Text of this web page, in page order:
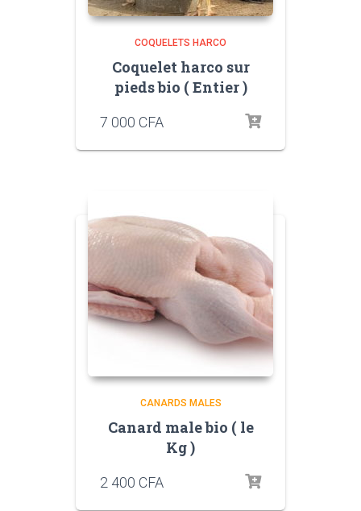
COQUELETS HARCO
Coquelet harco sur
pieds bio ( Entier )
7 000 CFA
CANARDS MALES
Canard male bio ( le
Kg )
2 400 CFA